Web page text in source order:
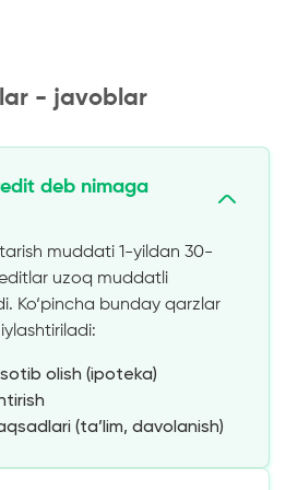
- javoblar
deb nimaga
muddati 1-yildan 30-
uzoq muddatli
Ko‘pincha bunday qarzlar
sotib olish (ipoteka)
(ta’lim, davolanish)